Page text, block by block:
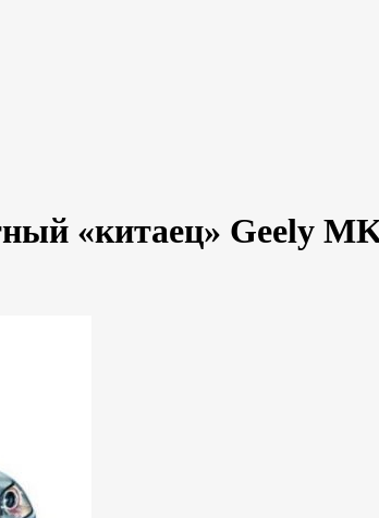
«китаец» Geely MK